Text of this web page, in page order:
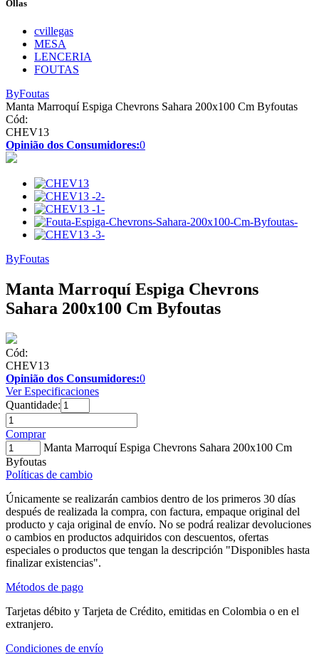
Ollas
cvillegas
MESA
LENCERIA
FOUTAS
ByFoutas
Manta Marroquí Espiga Chevrons Sahara 200x100 Cm Byfoutas
Cód:
CHEV13
Opinião dos Consumidores:0
ByFoutas
Manta Marroquí Espiga Chevrons
Sahara 200x100 Cm Byfoutas
Cód:
CHEV13
Opinião dos Consumidores:0
Ver Especificaciones
Quantidade:
Comprar
Manta Marroquí Espiga Chevrons Sahara 200x100 Cm
Byfoutas
Políticas de cambio
Únicamente se realizarán cambios dentro de los primeros 30 días
después de realizada la compra, con factura, empaque original del
producto y caja original de envío. No se podrá realizar devoluciones
o cambios en productos adquiridos con descuentos, ofertas
especiales o productos que tengan la descripción "Disponibles hasta
finalizar existencias".
Métodos de pago
Tarjetas débito y Tarjeta de Crédito, emitidas en Colombia o en el
extranjero.
Condiciones de envío